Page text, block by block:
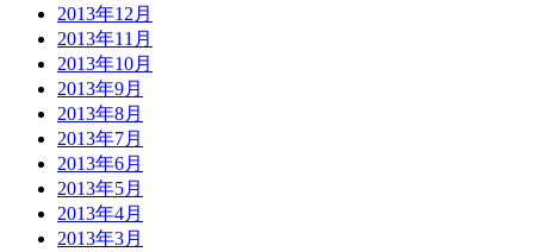
2013年12月
2013年11月
2013年10月
2013年9月
2013年8月
2013年7月
2013年6月
2013年5月
2013年4月
2013年3月